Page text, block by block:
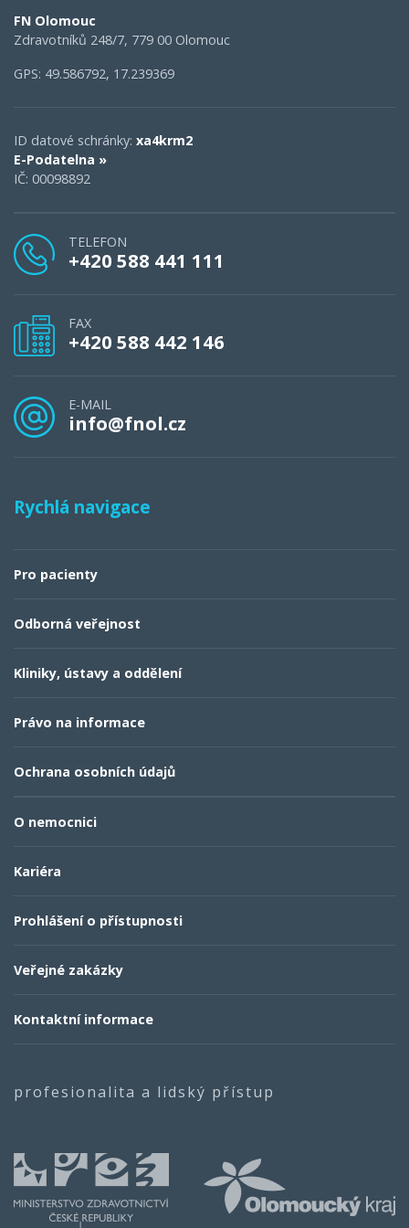
FN Olomouc
Zdravotníků 248/7, 779 00 Olomouc
GPS: 49.586792, 17.239369
ID datové schránky: xa4krm2
E-Podatelna »
IČ: 00098892
TELEFON
+420 588 441 111
FAX
+420 588 442 146
E-MAIL
info@fnol.cz
Rychlá navigace
Pro pacienty
Odborná veřejnost
Kliniky, ústavy a oddělení
Právo na informace
Ochrana osobních údajů
O nemocnici
Kariéra
Prohlášení o přístupnosti
Veřejné zakázky
Kontaktní informace
profesionalita a lidský přístup